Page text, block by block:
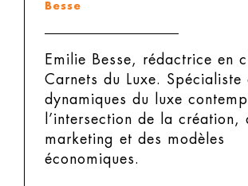
Besse
Emilie Besse, rédactrice en
Carnets du Luxe.
Spécialiste
dynamiques du luxe
l’intersection de la création,
marketing et des modèles
économiques.